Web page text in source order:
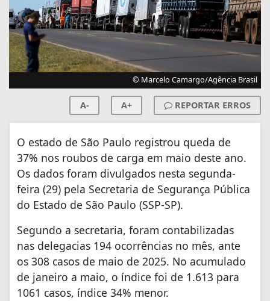
© Marcelo Camargo/Agência Brasil
A- A+ REPORTAR ERROS
O estado de São Paulo registrou queda de
37% nos roubos de carga em maio deste ano.
Os dados foram divulgados nesta segunda-
feira (29) pela Secretaria de Segurança Pública
do Estado de São Paulo (SSP-SP).
Segundo a secretaria, foram contabilizadas
nas delegacias 194 ocorrências no mês, ante
os 308 casos de maio de 2025. No acumulado
de janeiro a maio, o índice foi de 1.613 para
1061 casos, índice 34% menor.